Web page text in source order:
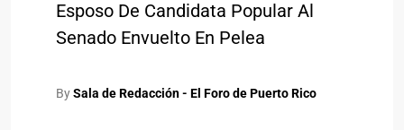
Esposo De Candidata Popular Al
Senado Envuelto En Pelea
BySala de Redacción - El Foro de Puerto Rico